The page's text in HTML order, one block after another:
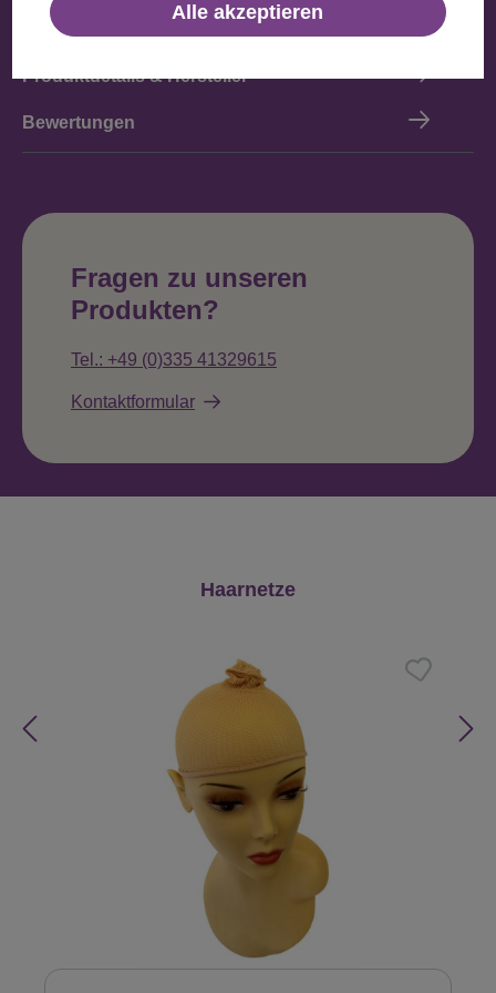
Beschreibung
Produktdetails & Hersteller
Bewertungen
Fragen zu unseren
Produkten?
Tel.: +49 (0)335 41329615
Kontaktformular
Produktgalerie überspringen
Haarnetze
Alle akzeptieren